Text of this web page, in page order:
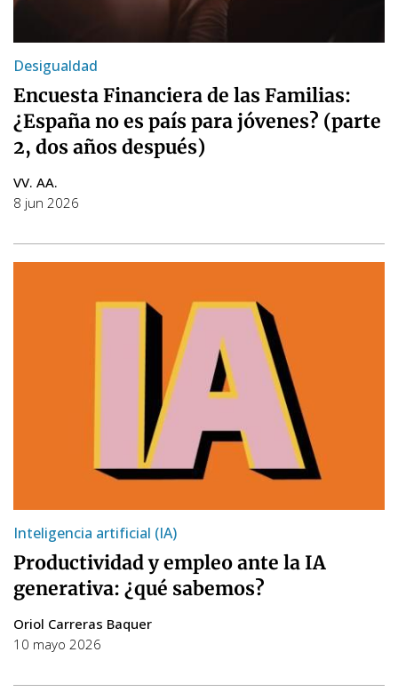
Desigualdad
Encuesta Financiera de las Familias:
¿España no es país para jóvenes? (parte
2, dos años después)
VV. AA.
8 jun 2026
Inteligencia artificial (IA)
Productividad y empleo ante la IA
generativa: ¿qué sabemos?
Oriol Carreras Baquer
10 mayo 2026